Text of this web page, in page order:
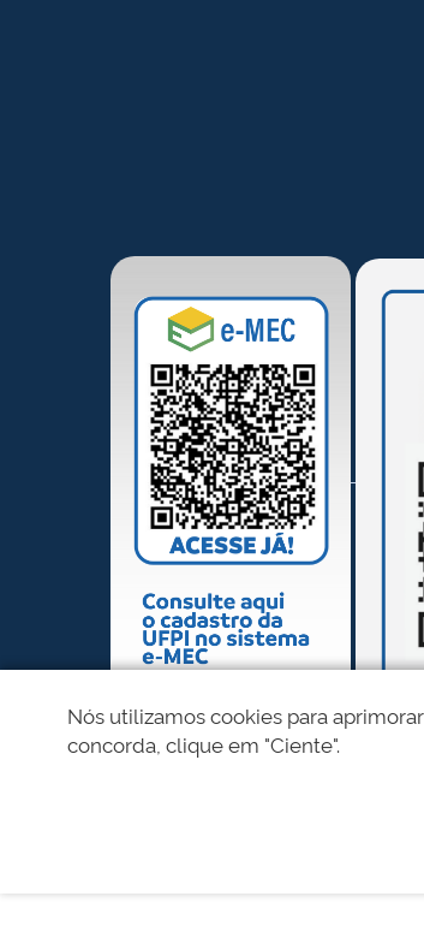
Nós utilizamos cookies para
concorda, clique em "Ciente".